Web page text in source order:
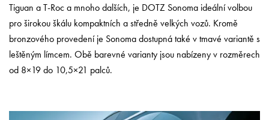
Tiguan a T-Roc a mnoho dalších, je DOTZ Sonoma ideální volbou
pro širokou škálu kompaktních a středně velkých vozů. Kromě
bronzového provedení je Sonoma dostupná také v tmavé variantě s
leštěným límcem. Obě barevné varianty jsou nabízeny v rozměrech
od 8×19 do 10,5×21 palců.